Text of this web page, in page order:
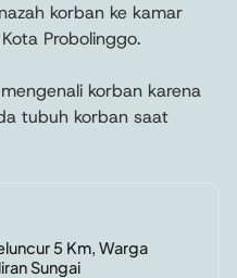
korban ke kamar
Probolinggo.
korban karena
tubuh korban saat
5 Km, Warga
Sungai